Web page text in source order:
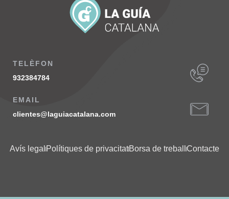
TELÈFON
932384784
EMAIL
clientes@laguiacatalana.com
Avís legal Polítiques de privacitatBorsa de treball Contacte